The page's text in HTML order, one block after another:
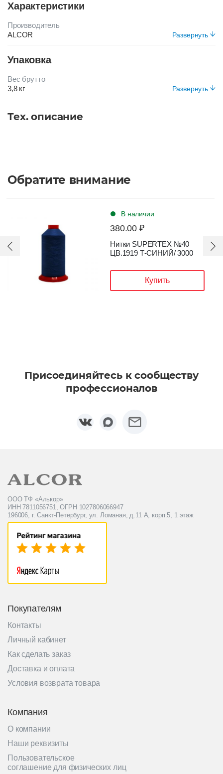
Характеристики
Развернуть
Производитель
ALCOR
КРАСНЫЙ
Упаковка
Развернуть
Вес брутто
3,8 кг
Тех. описание
Обратите внимание
В наличии
380.00 ₽
Нитки SUPERTEX №40
ЦВ.1919 Т-СИНИЙ/ 3000
Купить
Присоединяйтесь к сообществу
профессионалов
ООО ТФ «Алькор»
ИНН 7811056751, ОГРН 1027806066947
196006, г. Санкт-Петербург, ул. Ломаная, д.11 А, корп.5, 1 этаж
Покупателям
Контакты
Личный кабинет
Как сделать заказ
Доставка и оплата
Условия возврата товара
Компания
О компании
Наши реквизиты
Пользовательское
соглашение для физических лиц